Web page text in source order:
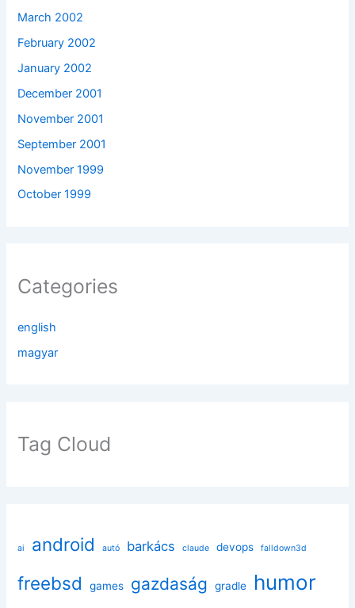
March 2002
February 2002
January 2002
December 2001
November 2001
September 2001
November 1999
October 1999
Categories
english
magyar
Tag Cloud
ai android autó barkács claude devops falldown3d
freebsd games gazdaság gradle humor